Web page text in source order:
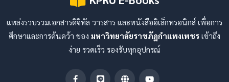
แหล่งรวบรวมเอกสารดิจิทัล วารสาร และหนังสืออิเล็กทรอนิกส์ เพื่อการ
ศึกษาและการค้นคว้า ของ มหาวิทยาลัยราชภัฏกำแพงเพชร เข้าถึง
ง่าย รวดเร็ว รองรับทุกอุปกรณ์